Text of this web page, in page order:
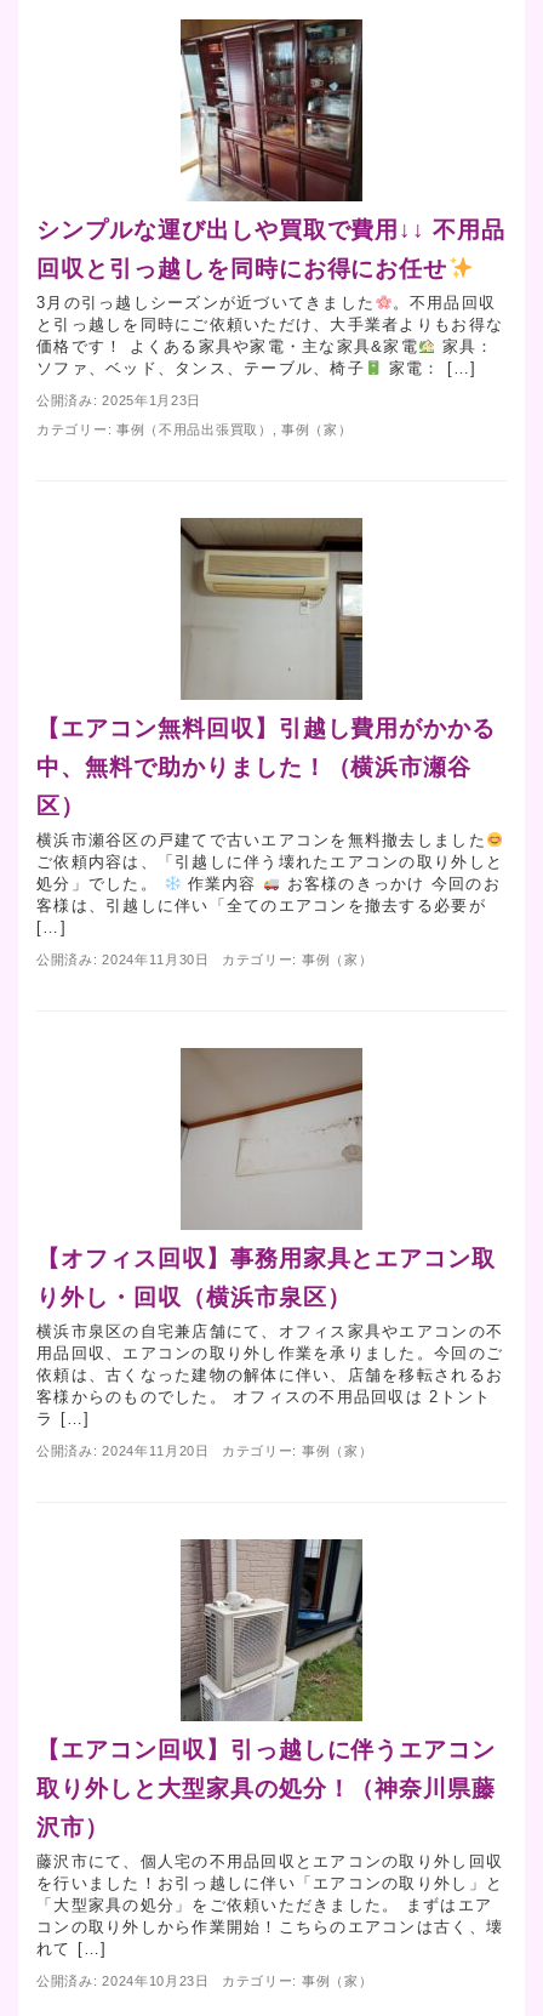
シンプルな運び出しや買取で費用↓↓ 不用品
回収と引っ越しを同時にお得にお任せ
3月の引っ越しシーズンが近づいてきました
。不用品回収
と引っ越しを同時にご依頼いただけ、大手業者よりもお得な
価格です！ よくある家具や家電・主な家具&家電
家具：
ソファ、ベッド、タンス、テーブル、椅子
家電： […]
公開済み: 2025年1月23日
カテゴリー: 事例（不用品出張買取） ,事例（家）
【エアコン無料回収】引越し費用がかかる
中、無料で助かりました！（横浜市瀬谷
区）
横浜市瀬谷区の戸建てで古いエアコンを無料撤去しました
ご依頼内容は、「引越しに伴う壊れたエアコンの取り外しと
処分」でした。
作業内容
お客様のきっかけ 今回のお
客様は、引越しに伴い「全てのエアコンを撤去する必要が
[…]
公開済み: 2024年11月30日 カテゴリー: 事例（家）
【オフィス回収】事務用家具とエアコン取
り外し・回収（横浜市泉区）
横浜市泉区の自宅兼店舗にて、オフィス家具やエアコンの不
用品回収、エアコンの取り外し作業を承りました。今回のご
依頼は、古くなった建物の解体に伴い、店舗を移転されるお
客様からのものでした。 オフィスの不用品回収は 2トント
ラ […]
公開済み: 2024年11月20日 カテゴリー: 事例（家）
【エアコン回収】引っ越しに伴うエアコン
取り外しと大型家具の処分！（神奈川県藤
沢市）
藤沢市にて、個人宅の不用品回収とエアコンの取り外し回収
を行いました！お引っ越しに伴い「エアコンの取り外し」と
「大型家具の処分」をご依頼いただきました。 まずはエア
コンの取り外しから作業開始！こちらのエアコンは古く、壊
れて […]
公開済み: 2024年10月23日 カテゴリー: 事例（家）